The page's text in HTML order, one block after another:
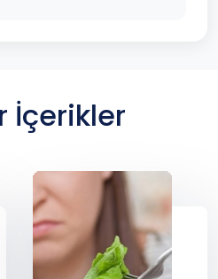
İçerikler